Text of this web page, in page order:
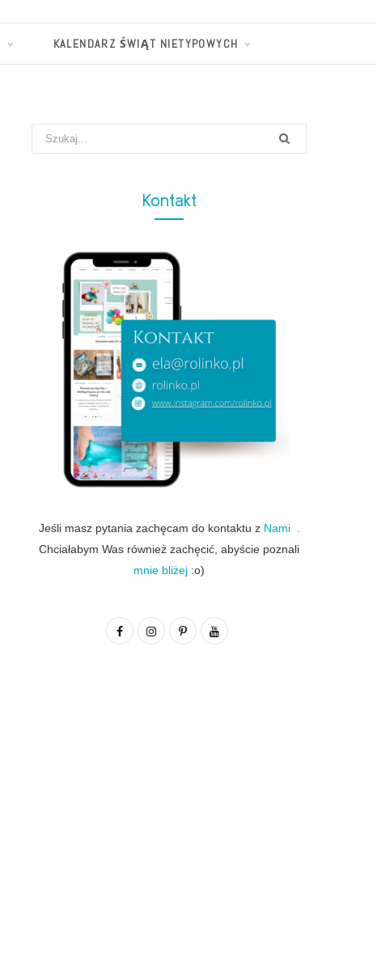
KALENDARZ ŚWIĄT NIETYPOWYCH
Search
for:
Kontakt
Jeśli masz pytania zachęcam do kontaktu z Nami .
Chciałabym Was również zachęcić, abyście poznali
mnie bliżej :o)
F I P Y